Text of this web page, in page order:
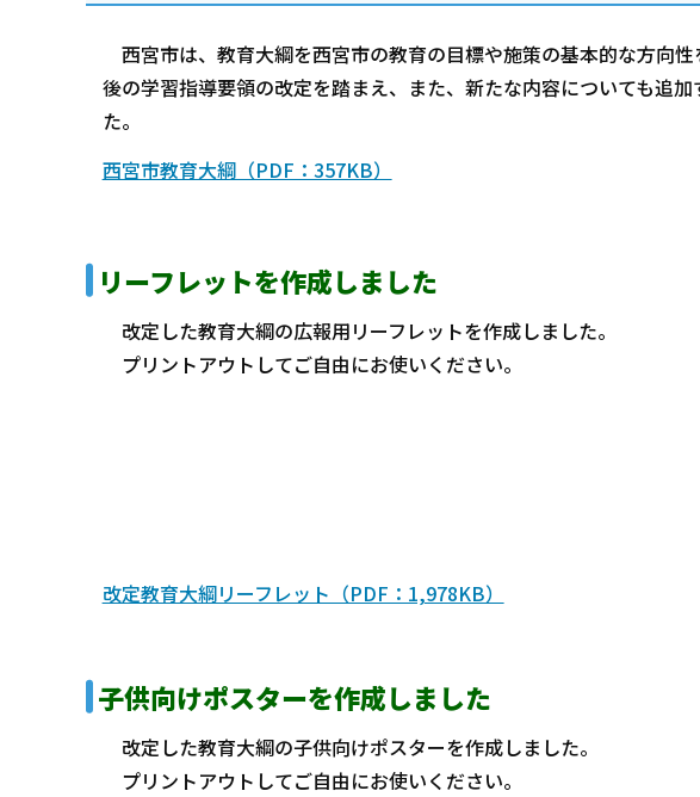
西宮市は、教育大綱を西宮市の教育の目標や施策の基本的な方向
後の学習指導要領の改定を踏まえ、また、新たな内容についても追
た。
西宮市教育大綱（PDF：357KB）
リーフレットを作成しました
改定した教育大綱の広報用リーフレットを作成しました。
プリントアウトしてご自由にお使いください。
改定教育大綱リーフレット（PDF：1,978KB）
子供向けポスターを作成しました
改定した教育大綱の子供向けポスターを作成しました。
プリントアウトしてご自由にお使いください。